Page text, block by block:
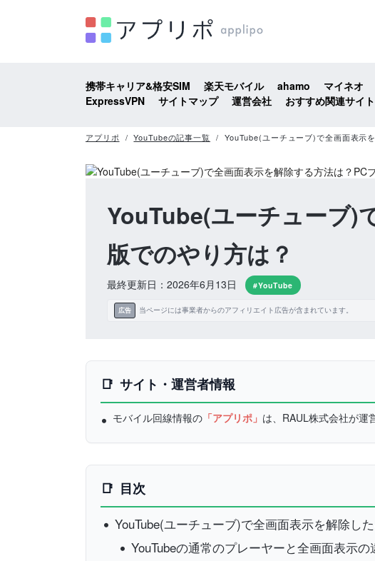
携帯キャリア&格安SIM 楽天モバイル ahamo マイネオ
ExpressVPN
サイトマップ 運営会社 おすすめ関連サイト
アプリポ YouTubeの記事一覧 YouTube(ユーチューブ)で全画面表示
YouTube(ユーチューブ)
版でのやり方は？
最終更新日：2026年6月13日 #YouTube
広告 当ページには事業者からのアフィリエイト広告が含まれています。
サイト・運営者情報
モバイル回線情報の 「アプリポ」 は、RAUL株式会社が運
目次
YouTube(ユーチューブ)で全画面表示を解除し
YouTubeの通常のプレーヤーと全画面表示の